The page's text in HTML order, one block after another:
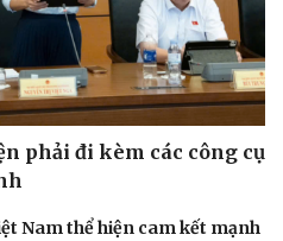
phải đi kèm các công cụ
Nam thể hiện cam kết mạnh